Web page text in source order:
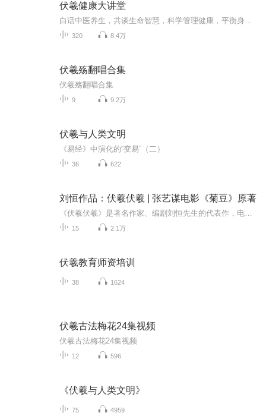
伏羲健康大讲堂
320 8.4万
伏羲殇翻唱合集
伏羲殇翻唱合集
9 9.2万
伏羲与人类文明
《易经》中演化的“变易”（二）
36 622
刘恒作品：伏羲伏羲 | 张艺谋电影《菊豆》原著
15 2.1万
伏羲教育师资培训
38 1624
伏羲古法梅花24集视频
伏羲古法梅花24集视频
12 596
《伏羲与人类文明》
75 4959